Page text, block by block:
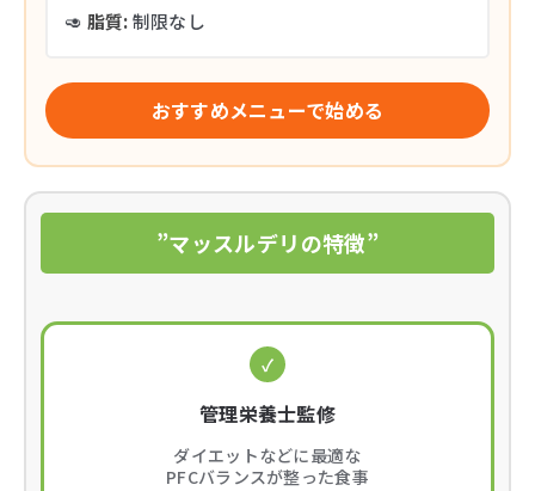
🥑 脂質:制限なし
おすすめメニューで始める
”マッスルデリの特徴”
✓
管理栄養士監修
ダイエットなどに最適な
PFCバランスが整った食事